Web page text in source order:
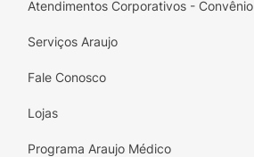
Atendimentos Corporativos - Convênio
Serviços Araujo
Fale Conosco
Lojas
Programa Araujo Médico